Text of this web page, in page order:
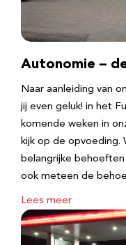
Autonomie –
Naar aanleiding van
jij even geluk! in het
komende weken in
kijk op de opvoeding.
belangrijke behoeften
ook meteen de
Lees meer